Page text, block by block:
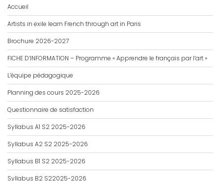
Accueil
Artists in exile learn French through art in Paris
Brochure 2026-2027
FICHE D’INFORMATION – Programme « Apprendre le français par l’art »
L’équipe pédagogique
Planning des cours 2025-2026
Questionnaire de satisfaction
Syllabus A1 S2 2025-2026
Syllabus A2 S2 2025-2026
Syllabus B1 S2 2025-2026
Syllabus B2 S22025-2026